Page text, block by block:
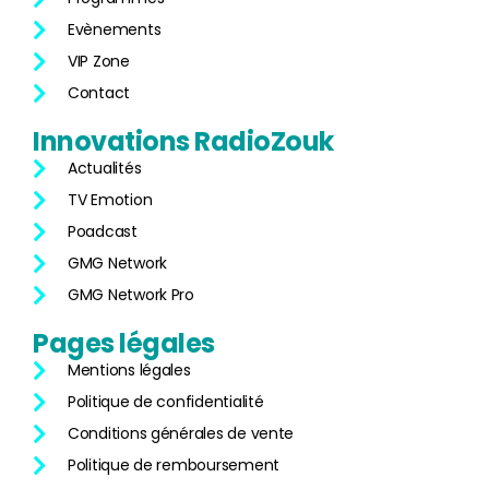
Evènements
VIP Zone
Contact
InnovationsRadioZouk
Actualités
TV Emotion
Poadcast
GMG Network
GMG Network Pro
Pageslégales
Mentions légales
Politique de confidentialité
Conditions générales de vente
Politique de remboursement